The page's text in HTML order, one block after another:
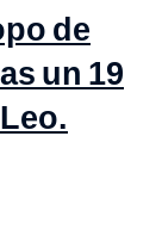
de
un 19